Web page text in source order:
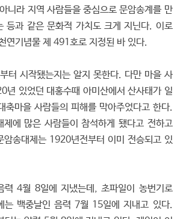
니라 지역 사람들을 중심으로 문암송계를 만
등과 같은 문화적 가치도 크게 지닌다. 이로
연기념물 제 491호로 지정된 바 있다.
터 시작됐는지는 알지 못한다. 다만 마을 사
년 있었던 대홍수때 아미산에서 산사태가 일
축마을 사람들의 피해를 막아주었다고 한다.
제에 많은 사람들이 참석하게 됐다고 전하고
송대제는 1920년전부터 이미 전승되고 있
력 4월 8일에 지냈는데, 초파일이 농번기로
는 백중날인 음력 7월 15일에 지내고 있다.